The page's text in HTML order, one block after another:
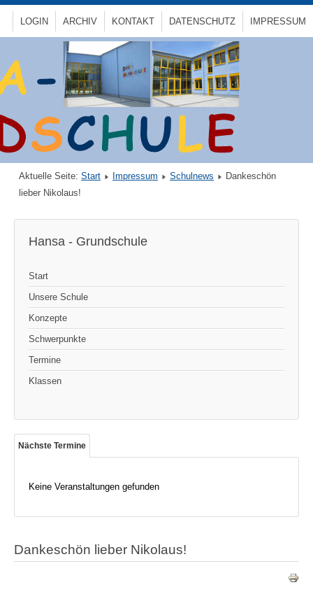
IMPRESSUM
DATENSCHUTZ
KONTAKT
ARCHIV
LOGIN
Aktuelle Seite: Start Impressum Schulnews
Dankeschön
lieber Nikolaus!
Hansa - Grundschule
Start
Unsere Schule
Konzepte
Schwerpunkte
Termine
Klassen
Nächste Termine
Keine Veranstaltungen gefunden
Dankeschön lieber Nikolaus!